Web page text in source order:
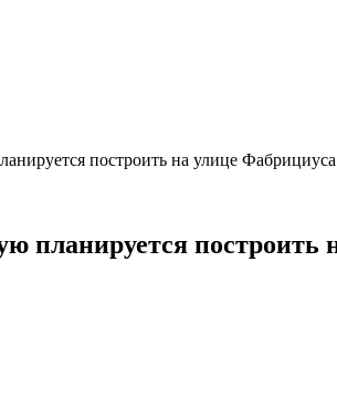
построить на улице Фабрициуса
планируется построить